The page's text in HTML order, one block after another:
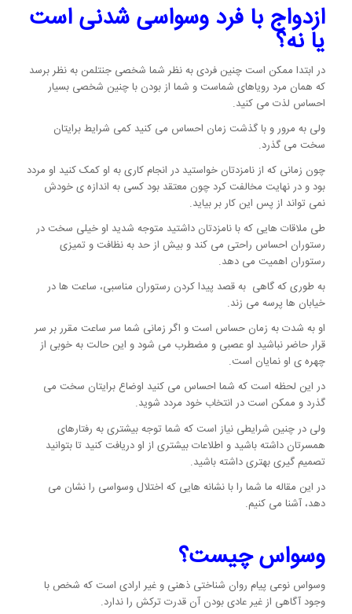
ازدواج با فرد وسواسی شدنی است
یا نه؟
در ابتدا ممکن است چنین فردی به نظر شما شخصی جنتلمن به نظر برسد
که همان مرد رویاهای شماست و شما از بودن با چنین شخصی بسیار
احساس لذت می کنید.
ولی به مرور و با گذشت زمان احساس می کنید کمی شرایط برایتان
سخت می گذرد.
چون زمانی که از نامزدتان خواستید در انجام کاری به او کمک کنید او مردد
بود و در نهایت مخالفت کرد چون معتقد بود کسی به اندازه ی خودش
نمی تواند از پس این کار بر بیاید.
طی ملاقات هایی که با نامزدتان داشتید متوجه شدید او خیلی سخت در
رستوران احساس راحتی می کند و بیش از حد به نظافت و تمیزی
رستوران اهمیت می دهد.
به طوری که گاهی به قصد پیدا کردن رستوران مناسبی، ساعت ها در
خیابان ها پرسه می زند.
او به شدت به زمان حساس است و اگر زمانی شما سر ساعت مقرر بر سر
قرار حاضر نباشید او عصبی و مضطرب می شود و این حالت به خوبی از
چهره ی او نمایان است.
در این لحظه است که شما احساس می کنید اوضاع برایتان سخت می
گذرد و ممکن است در انتخاب خود مردد شوید.
ولی در چنین شرایطی نیاز است که شما توجه بیشتری به رفتارهای
همسرتان داشته باشید و اطلاعات بیشتری از او دریافت کنید تا بتوانید
تصمیم گیری بهتری داشته باشید.
در این مقاله ما شما را با نشانه هایی که اختلال وسواسی را نشان می
دهد، آشنا می کنیم.
وسواس چیست؟
وسواس نوعی پیام روان شناختی ذهنی و غیر ارادی است که شخص با
وجود آگاهی از غیر عادی بودن آن قدرت ترکش را ندارد.